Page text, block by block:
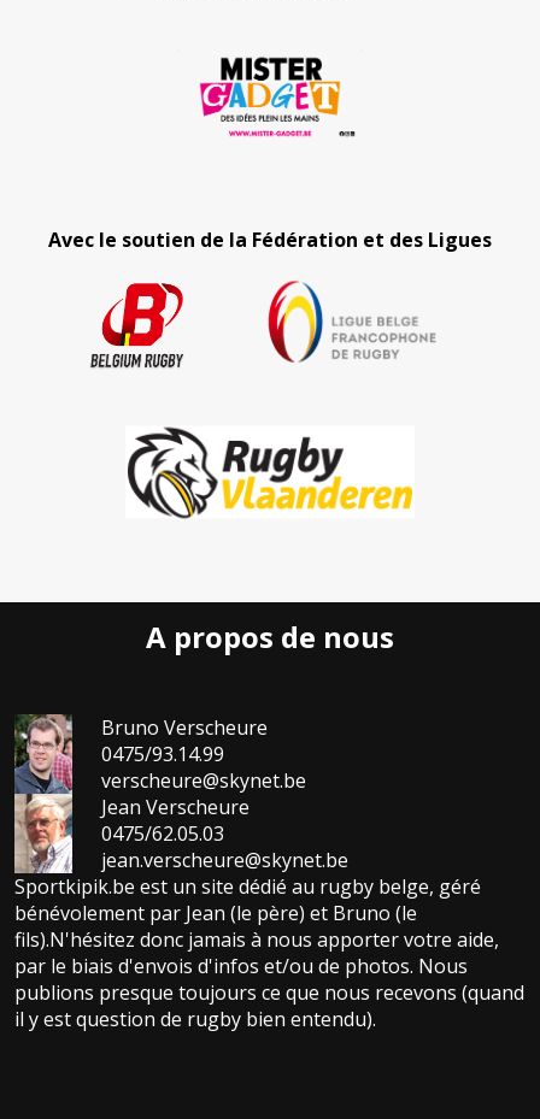
Avec le soutien de la Fédération et des Ligues
A propos de nous
Bruno Verscheure
0475/93.14.99
verscheure@skynet.be
Jean Verscheure
0475/62.05.03
jean.verscheure@skynet.be
Sportkipik.be est un site dédié au rugby belge, géré
bénévolement par Jean (le père) et Bruno (le
fils).N'hésitez donc jamais à nous apporter votre aide,
par le biais d'envois d'infos et/ou de photos. Nous
publions presque toujours ce que nous recevons (quand
il y est question de rugby bien entendu).